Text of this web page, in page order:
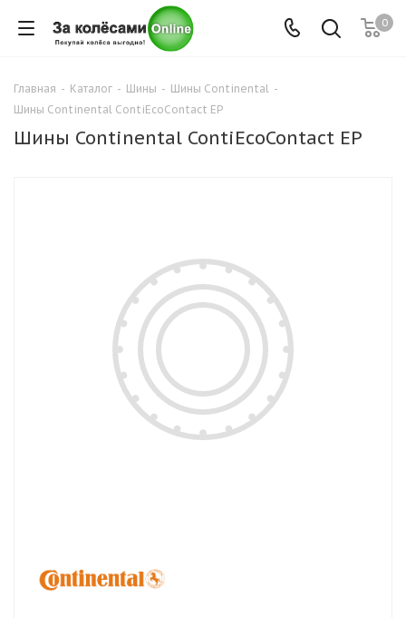
0
Главная - Каталог - Шины - Шины Continental -
Шины Continental ContiEcoContact EP
Шины Continental ContiEcoContact EP